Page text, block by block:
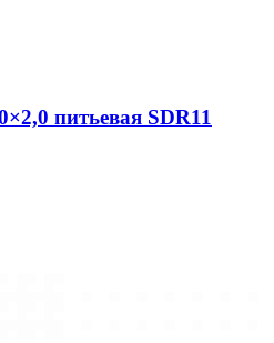
питьевая SDR11